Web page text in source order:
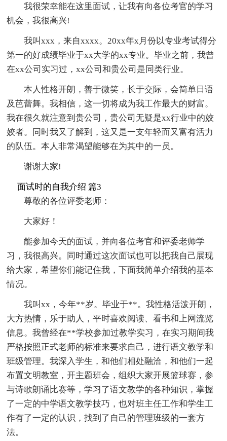
我很荣幸能在这里面试，让我有向各位考官的学习
机会，我很高兴!
我叫xxx，来自xxxx。20xx年x月份以专业考试得分
第一的好成绩毕业于xx大学的xx专业。毕业之前，我曾
在xx公司实习过，xx公司和贵公司是同类行业。
本人性格开朗，善于微笑，长于交际，会简单日语
及芭蕾舞。我相信，这一切将成为我工作最大的财富。
我在很久就注意到贵公司，贵公司无疑是xx行业中的姣
姣者。同时我又了解到，这又是一支年轻而又富有活力
的队伍。本人非常渴望能够在为其中的一员。
谢谢大家!
面试时的自我介绍 篇3
尊敬的各位评委老师：
大家好！
能参加今天的面试，并向各位考官和评委老师学
习，我很高兴。同时通过这次面试也可以把我自己展现
给大家，希望你们能记住我，下面我简单介绍我的基本
情况。
我叫xx，今年**岁。毕业于**。我性格活泼开朗，
大方热情，乐于助人，平时喜欢阅读、看书和上网流览
信息。我曾经在**学校参加过教学实习，在实习期间我
严格按照正式老师的标准来要求自己，进行语文教学和
班级管理。我深入学生，和他们相处融洽，和他们一起
布置文明教室，开主题班会，组织大家开展篮球赛，参
与诗歌朗诵比赛等，学习了语文教学的各种知识，掌握
了一定的中学语文教学技巧，也对班主任工作和学生工
作有了一定的认识，找到了自己的管理班级的一套方
法。